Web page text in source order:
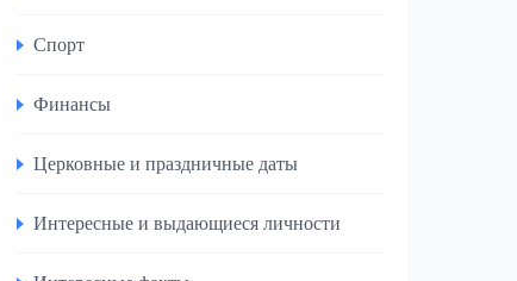
Спорт
Финансы
Церковные и праздничные даты
Интересные и выдающиеся личности